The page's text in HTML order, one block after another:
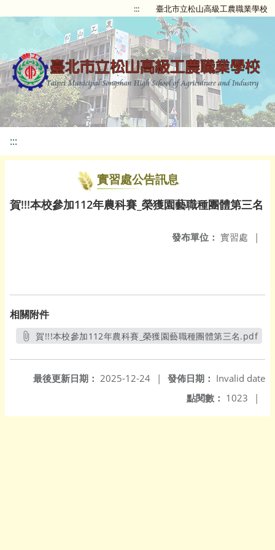
::: 臺北市立松山高級工農職業學校
:::
實習處公告訊息
賀!!!本校參加112年農科賽_榮獲園藝職種團體第三名
發布單位： 實習處 |
相關附件
賀!!!本校參加112年農科賽_榮獲園藝職種團體第三名.pdf
發佈日期： Invalid date
最後更新日期： 2025-12-24
|
點閱數： 1023 |